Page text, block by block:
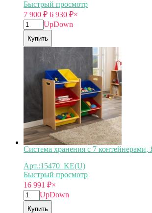
Быстрый просмотр
7 900 ₽ 6 930 ₽×
UpDown
Купить
Система хранения с 7
Арт.:15470_KE(U)
Быстрый просмотр
16 991 ₽×
UpDown
Купить